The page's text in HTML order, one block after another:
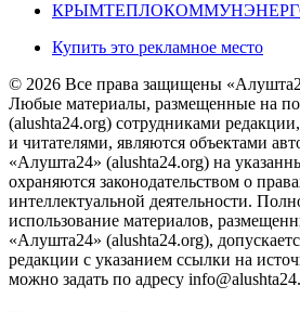
Купить это рекламное место
© 2026 Все права защищены
Любые материалы, размещенные на
(alushta24.org) сотрудниками
и читателями, являются объектами
«Алушта24» (alushta24.org) на
охраняются законодательством о
интеллектуальной деятельности.
использование материалов,
«Алушта24» (alushta24.org),
редакции с указанием ссылки на
можно задать по адресу